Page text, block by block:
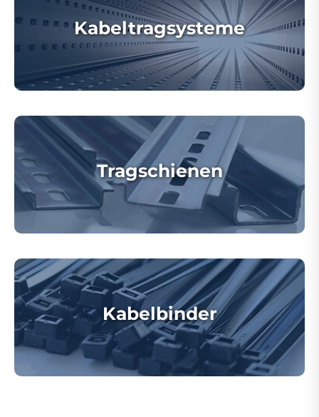
Kabeltragsysteme
Tragschienen
Kabelbinder